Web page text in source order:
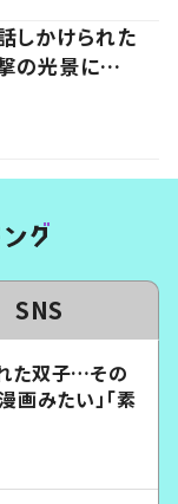
しかけられた
の光景に…
SNS
た双子…その
画みたい」「素